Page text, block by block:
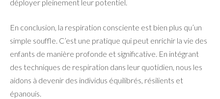
déployer pleinement leur potentiel.
En conclusion, la respiration consciente est bien plus qu’un
simple souffle. C’est une pratique qui peut enrichir la vie des
enfants de manière profonde et significative. En intégrant
des techniques de respiration dans leur quotidien, nous les
aidons à devenir des individus équilibrés, résilients et
épanouis.